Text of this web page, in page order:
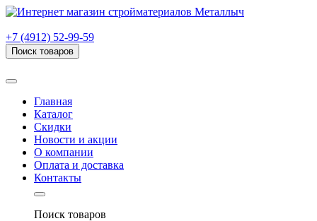
+7 (4912) 52-99-59
Поиск товаров
Главная
Каталог
Скидки
Новости и акции
О компании
Оплата и доставка
Контакты
Поиск товаров